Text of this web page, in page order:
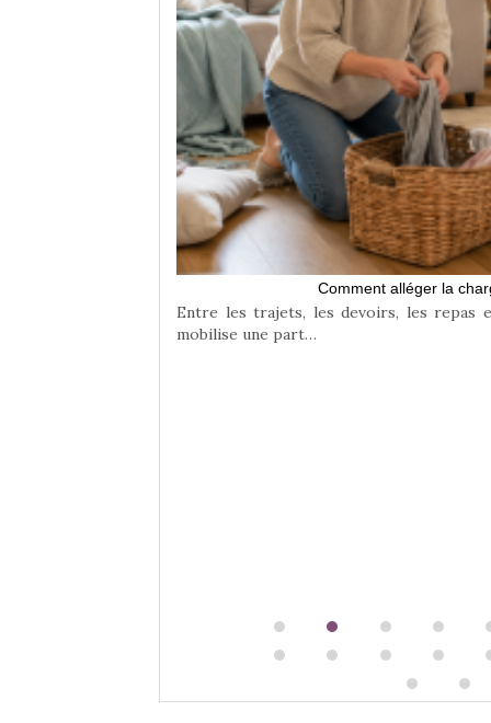
Comment alléger la
Entre les trajets, les devoirs, les repas
mobilise une part…